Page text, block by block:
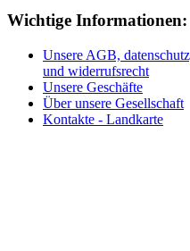
Wichtige Informationen:
Unsere AGB,
und widerrufsrecht
Unsere Geschäfte
Über unsere Gesellschaft
Kontakte - Landkarte